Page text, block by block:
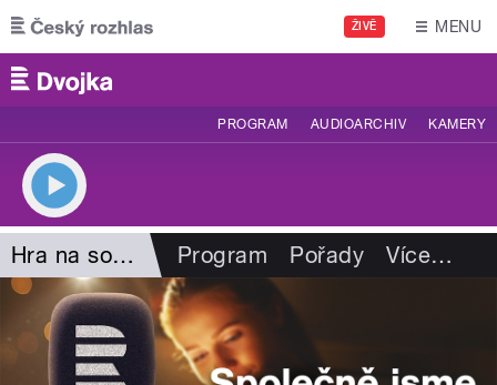
Přejít k hlavnímu obsahu
ŽIVĚ MENU
PROGRAM AUDIOARCHIV KAMERY
Hra na sobotu Program Pořady Více…